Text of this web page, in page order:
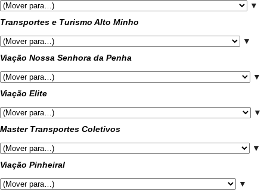
▼
Transportes e Turismo Alto Minho
▼
Viação Nossa Senhora da Penha
▼
Viação Elite
▼
Master Transportes Coletivos
▼
Viação Pinheiral
▼